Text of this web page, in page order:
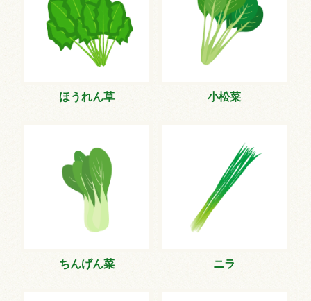
ほうれん草 小松菜
ちんげん菜 ニラ